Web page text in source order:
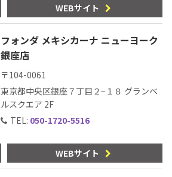
WEBサイト
フォンダ メキシカーナ ニューヨーク
銀座店
〒104-0061
東京都中央区銀座７丁目２−１８ グランベ
ルスクエア 2F
TEL: 050-1720-5516
WEBサイト